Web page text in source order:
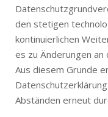
den stetigen
kontinuierlichen
es zu Änderungen
Aus diesem Grunde
Abständen erneut